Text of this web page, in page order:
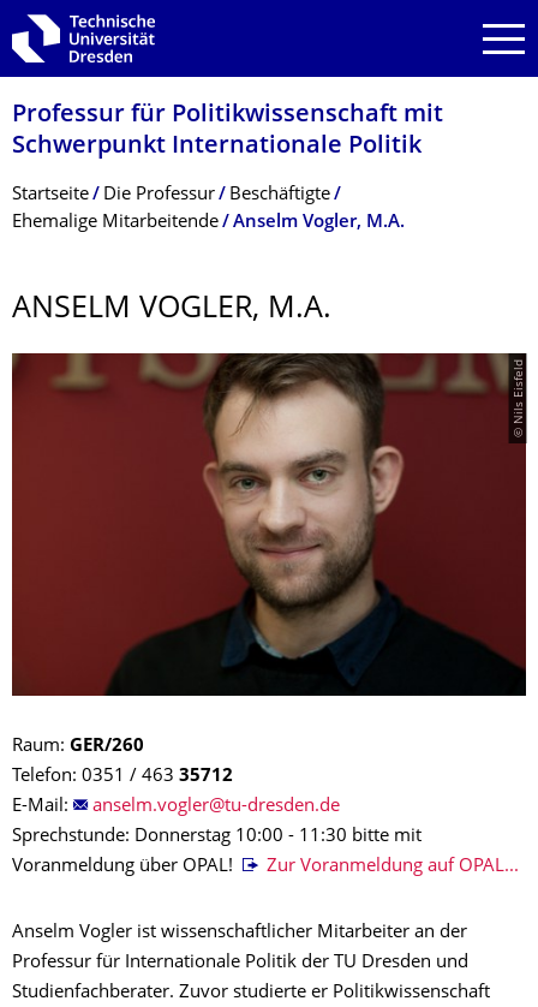
Zur Hauptnavigation springen
Zur Suche springen
Zum Inhalt springen
Professur für Politikwissen­schaft mit
Schwerpunkt Internationale Politik
Breadcrumb-Menü
Startseite Die Professur
Beschäftigte
Ehemalige Mitarbeitende
Anselm Vogler, M.A.
ANSELM VOGLER, M.A.
© Nils Eisfeld
Raum: GER/260
Telefon: 0351 / 463 35712
E-Mail:
Sprechstunde: Donnerstag 10:00 - 11:30 bitte mit
Voranmeldung über OPAL!
Zur Voranmeldung auf OPAL...
Anselm Vogler ist wissenschaftlicher Mitarbeiter an der
Professur für Internationale Politik der TU Dresden und
Studienfachberater. Zuvor studierte er Politikwissenschaft